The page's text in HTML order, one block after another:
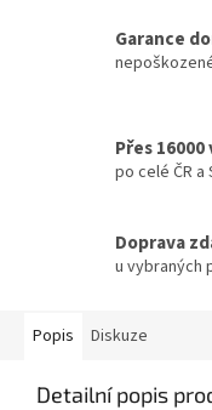
Garance
Přes
po celé ČR a
Doprava
u vybraných
Popis Diskuze
Detailní popis